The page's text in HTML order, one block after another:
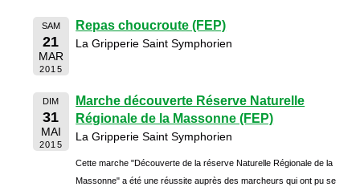
SAM
21
MAR
2015
Repas choucroute (FEP)
La Gripperie Saint Symphorien
DIM
31
MAI
2015
Marche découverte Réserve Naturelle
Régionale de la Massonne (FEP)
La Gripperie Saint Symphorien
Cette marche "Découverte de la réserve Naturelle Régionale de la
Massonne" a été une réussite auprès des marcheurs qui ont pu se